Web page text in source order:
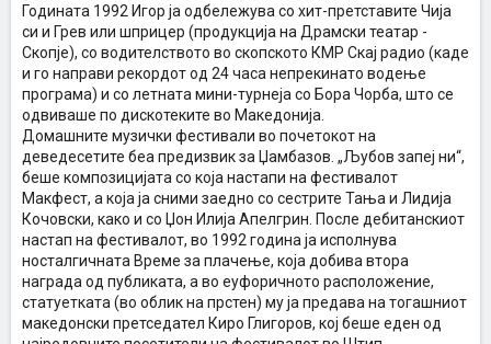
Годината 1992 Игор ја одбележува со хит-претставите Чија
си и Грев или шприцер (продукција на Драмски театар -
Скопје), со водителството во скопското КМР Скај радио (каде
и го направи рекордот од 24 часа непрекинато водење
програма) и со летната мини-турнеја со Бора Чорба, што се
одвиваше по дискотеките во Македонија.
Домашните музички фестивали во почетокот на
деведесетите беа предизвик за Џамбазов. „Љубов запеј ни“,
беше композицијата со која настапи на фестивалот
Макфест, а која ја сними заедно со сестрите Тања и Лидија
Кочовски, како и со Џон Илија Апелгрин. После дебитанскиот
настап на фестивалот, во 1992 година ја исполнува
носталгичната Време за плачење, која добива втора
награда од публиката, а во еуфоричното расположение,
статуетката (во облик на прстен) му ја предава на тогашниот
македонски претседател Киро Глигоров, кој беше еден од